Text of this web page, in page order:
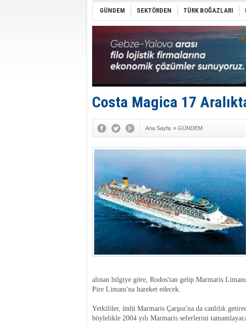
GÜNDEM SEKTÖRDEN TÜRK BOĞAZLARI
Costa Magica 17
Ana Sayfa » GÜNDEM
alınan bilgiye göre, Rodos'tan gelip Marmaris
Pire Limanı'na hareket edecek.
Yetkililer, ünlü Marmaris Çarşısı'na da canlılık
böylelikle 2004 yılı Marmaris seferlerini